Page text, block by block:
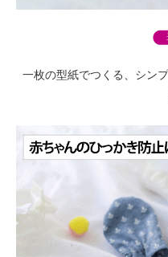
一枚の型紙でつくる、シン